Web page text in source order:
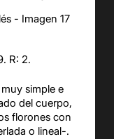
R: 2.
simple e
del cuerpo,
florones con
o lineal-.